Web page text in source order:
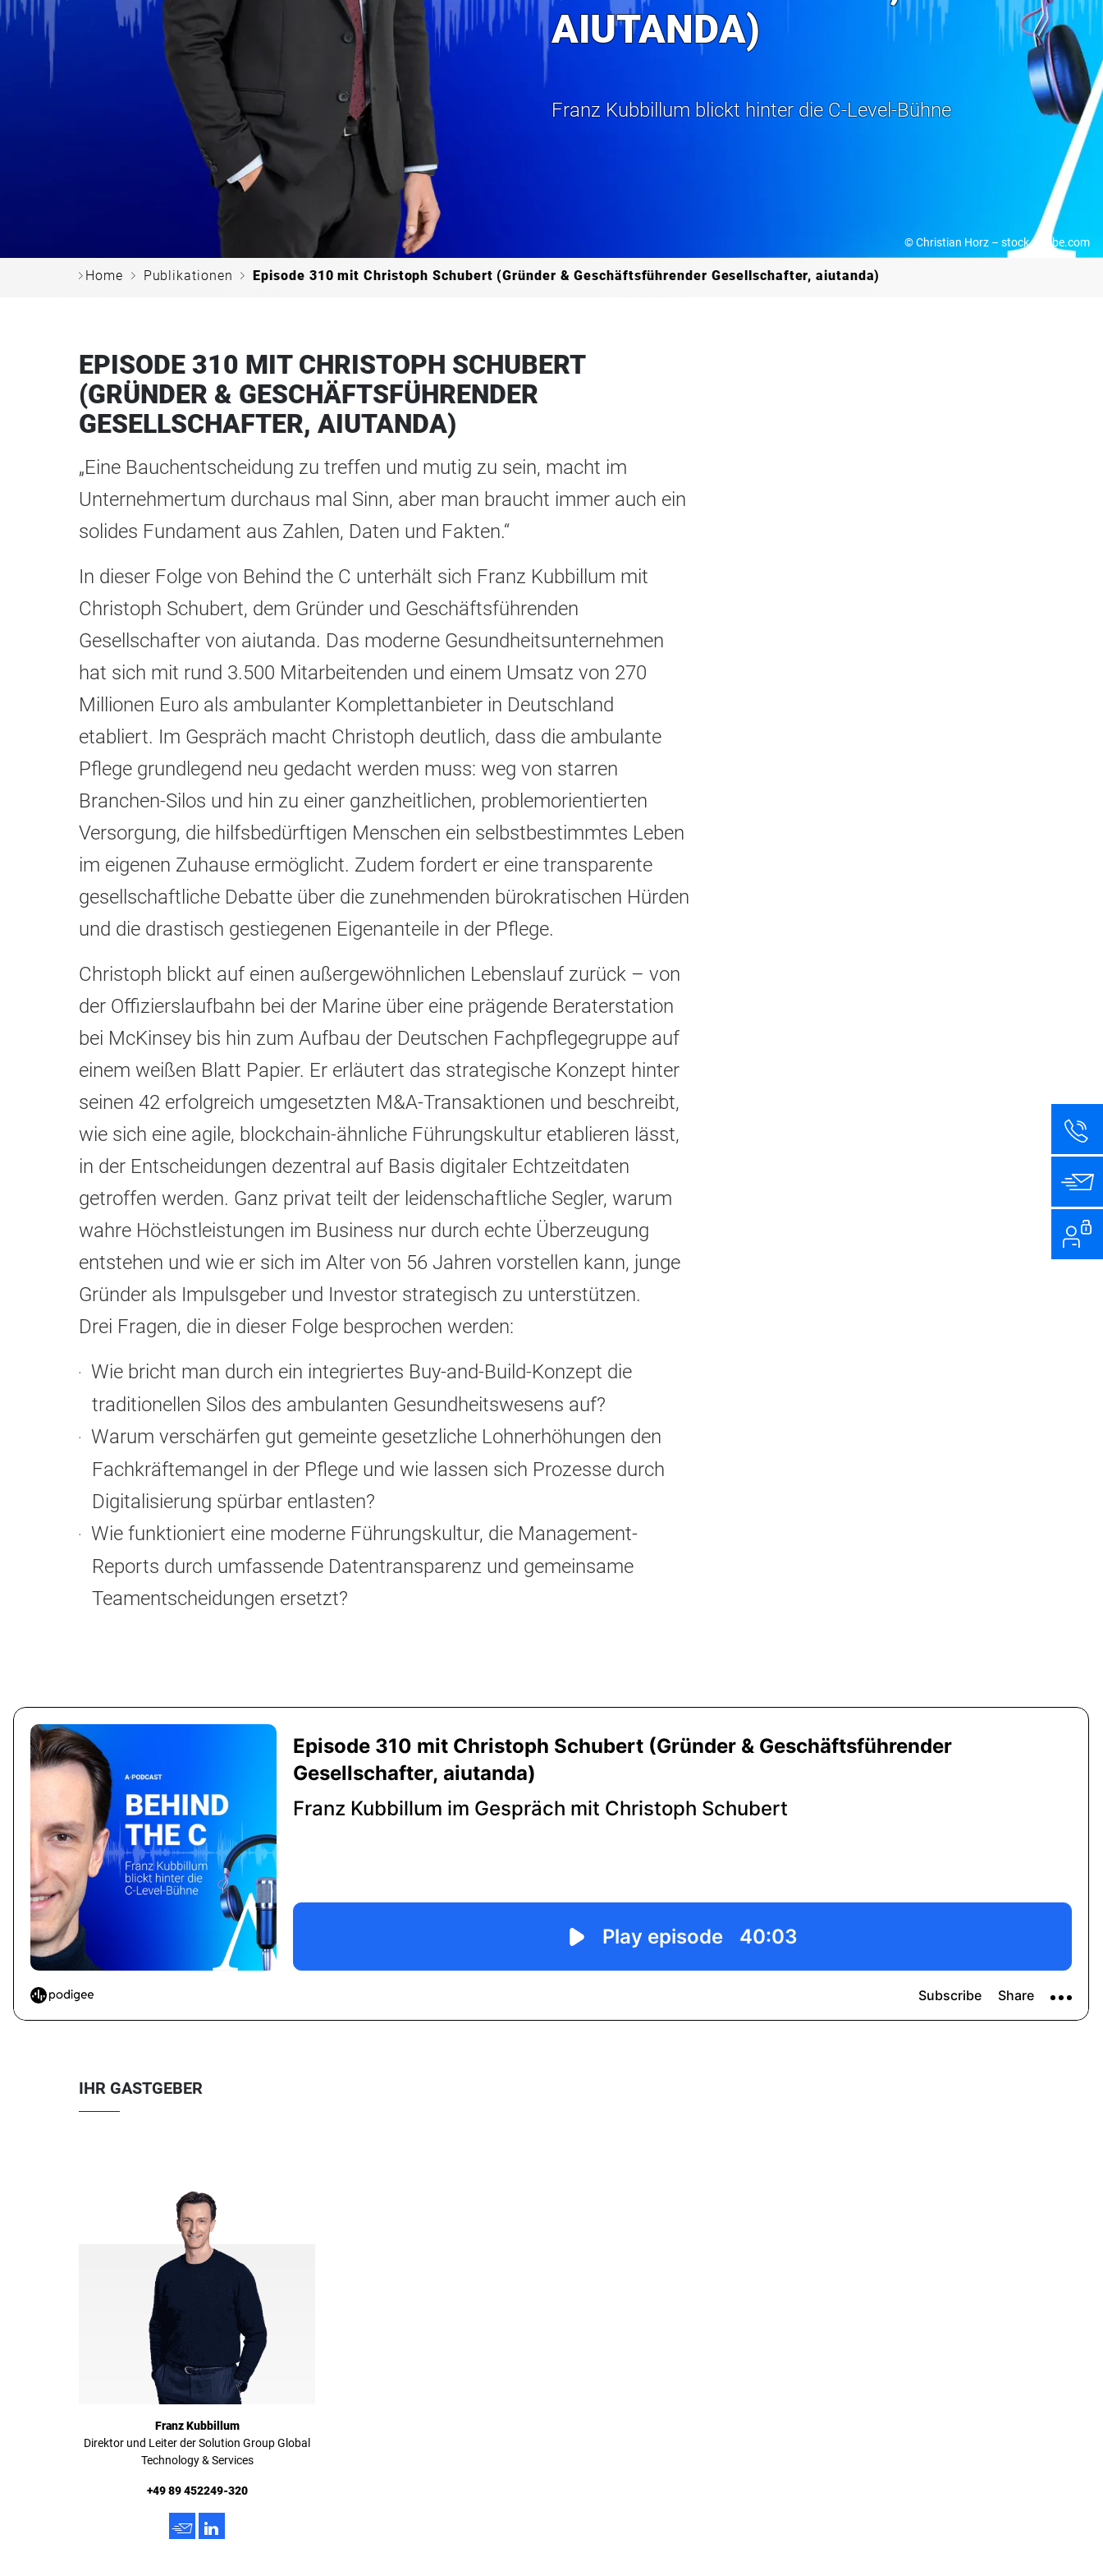
© Christian Horz – stock.adobe.com
AIUTANDA)
Franz Kubbillum blickt hinter die C-Level-Bühne
c Home c Publikationen cEpisode 310 mit Christoph Schubert (Gründer & Geschäftsführender Gesellschafter, aiutanda)
EPISODE 310 MIT CHRISTOPH SCHUBERT
(GRÜNDER & GESCHÄFTSFÜHRENDER
GESELLSCHAFTER, AIUTANDA)
„Eine Bauchentscheidung zu treffen und mutig zu sein, macht im
Unternehmertum durchaus mal Sinn, aber man braucht immer auch ein
solides Fundament aus Zahlen, Daten und Fakten.“
In dieser Folge von Behind the C unterhält sich Franz Kubbillum mit
Christoph Schubert, dem Gründer und Geschäftsführenden
Gesellschafter von aiutanda. Das moderne Gesundheitsunternehmen
hat sich mit rund 3.500 Mitarbeitenden und einem Umsatz von 270
Millionen Euro als ambulanter Komplettanbieter in Deutschland
etabliert. Im Gespräch macht Christoph deutlich, dass die ambulante
Pflege grundlegend neu gedacht werden muss: weg von starren
Branchen-Silos und hin zu einer ganzheitlichen, problemorientierten
Versorgung, die hilfsbedürftigen Menschen ein selbstbestimmtes Leben
im eigenen Zuhause ermöglicht. Zudem fordert er eine transparente
gesellschaftliche Debatte über die zunehmenden bürokratischen Hürden
und die drastisch gestiegenen Eigenanteile in der Pflege.
Christoph blickt auf einen außergewöhnlichen Lebenslauf zurück – von
der Offizierslaufbahn bei der Marine über eine prägende Beraterstation
bei McKinsey bis hin zum Aufbau der Deutschen Fachpflegegruppe auf
einem weißen Blatt Papier. Er erläutert das strategische Konzept hinter
seinen 42 erfolgreich umgesetzten M&A-Transaktionen und beschreibt,
wie sich eine agile, blockchain-ähnliche Führungskultur etablieren lässt,
in der Entscheidungen dezentral auf Basis digitaler Echtzeitdaten
getroffen werden. Ganz privat teilt der leidenschaftliche Segler, warum
wahre Höchstleistungen im Business nur durch echte Überzeugung
entstehen und wie er sich im Alter von 56 Jahren vorstellen kann, junge
Gründer als Impulsgeber und Investor strategisch zu unterstützen.
Drei Fragen, die in dieser Folge besprochen werden:
Wie bricht man durch ein integriertes Buy-and-Build-Konzept die
traditionellen Silos des ambulanten Gesundheitswesens auf?
Warum verschärfen gut gemeinte gesetzliche Lohnerhöhungen den
Fachkräftemangel in der Pflege und wie lassen sich Prozesse durch
Digitalisierung spürbar entlasten?
Wie funktioniert eine moderne Führungskultur, die Management-
Reports durch umfassende Datentransparenz und gemeinsame
Teamentscheidungen ersetzt?
IHR GASTGEBER
Franz Kubbillum
Direktor und Leiter der Solution Group Global
Technology & Services
+49 89 452249-320
h 3